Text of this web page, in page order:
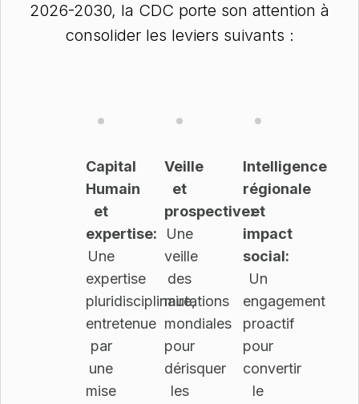
2026-2030, la CDC porte son attention à
consolider les leviers suivants :
Capital
Humain
et
expertise:
Une
expertise
pluridisciplinaire,
entretenue
par
une
mise
Veille
et
prospective:
Une
veille
des
mutations
mondiales
pour
dérisquer
les
Intelligence
régionale
et
impact
social:
Un
engagement
proactif
pour
convertir
le